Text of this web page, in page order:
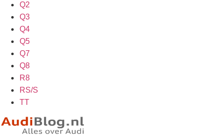
Q2
Q3
Q4
Q5
Q7
Q8
R8
RS/S
TT